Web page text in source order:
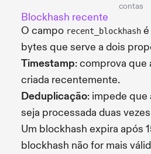
contas
Blockhash recente
O campo recent_blockhash
bytes que serve a dois
Timestamp: comprova que
criada recentemente.
Deduplicação: impede que
seja processada duas
Um blockhash expira após
blockhash não for mais